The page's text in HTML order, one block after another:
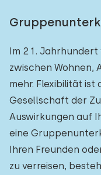
Im 21. Jahrhundert
zwischen Wohnen,
mehr. Flexibilität ist
Gesellschaft der
Auswirkungen auf
eine
Ihren Freunden
zu verreisen,